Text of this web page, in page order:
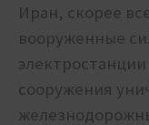
Иран, скорее
вооруженные
сооружения